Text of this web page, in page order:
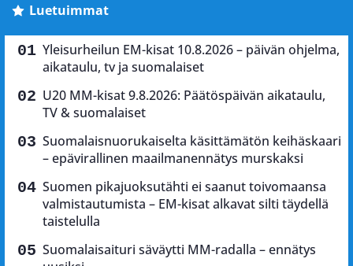
Luetuimmat
Yleisurheilun EM-kisat 10.8.2026 – päivän ohjelma,
aikataulu, tv ja suomalaiset
U20 MM-kisat 9.8.2026: Päätöspäivän aikataulu,
TV & suomalaiset
Suomalaisnuorukaiselta käsittämätön keihäskaari
– epävirallinen maailmanennätys murskaksi
Suomen pikajuoksutähti ei saanut toivomaansa
valmistautumista – EM-kisat alkavat silti täydellä
taistelulla
Suomalaisaituri säväytti MM-radalla – ennätys